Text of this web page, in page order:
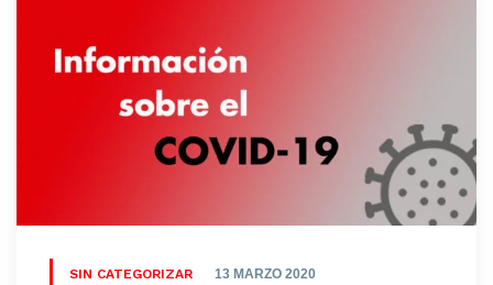
SIN CATEGORIZAR 13 MARZO 2020